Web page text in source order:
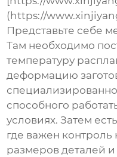
(https://
Представьте себе
Там необходимо
температуру
деформацию
способного
условиях. Затем
где важен контроль
размеров деталей